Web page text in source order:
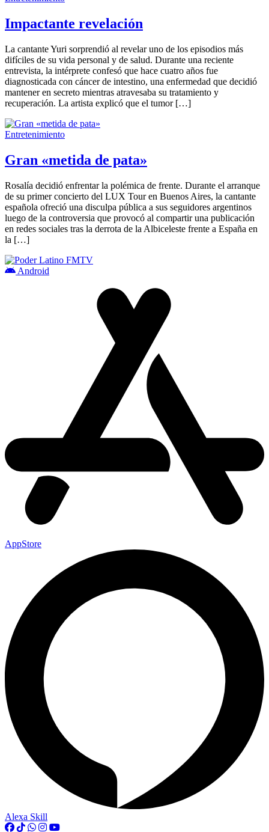
Impactante revelación
La cantante Yuri sorprendió al revelar uno de los episodios más
difíciles de su vida personal y de salud. Durante una reciente
entrevista, la intérprete confesó que hace cuatro años fue
diagnosticada con cáncer de intestino, una enfermedad que decidió
mantener en secreto mientras atravesaba su tratamiento y
recuperación. La artista explicó que el tumor […]
Entretenimiento
Gran «metida de pata»
Rosalía decidió enfrentar la polémica de frente. Durante el arranque
de su primer concierto del LUX Tour en Buenos Aires, la cantante
española ofreció una disculpa pública a sus seguidores argentinos
luego de la controversia que provocó al compartir una publicación
en redes sociales tras la derrota de la Albiceleste frente a España en
la […]
Android
AppStore
Alexa Skill